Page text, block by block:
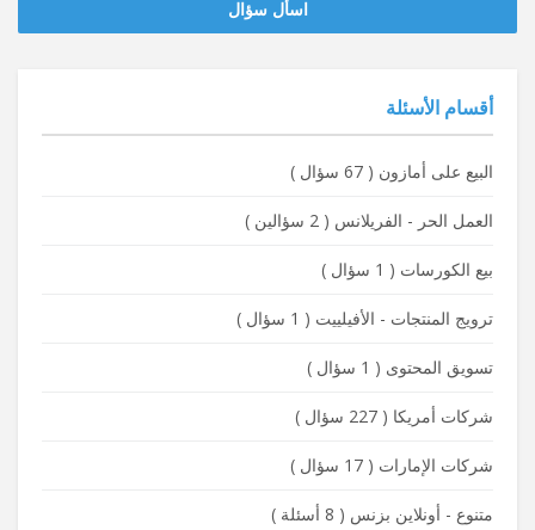
‫‫اسأل سؤال
أقسام الأسئلة
البيع على أمازون ( 67 سؤال )
العمل الحر - الفريلانس ( 2 سؤالين )
بيع الكورسات ( 1 سؤال )
ترويج المنتجات - الأفيلييت ( 1 سؤال )
تسويق المحتوى ( 1 سؤال )
شركات أمريكا ( 227 سؤال )
شركات الإمارات ( 17 سؤال )
متنوع - أونلاين بزنس ( 8 أسئلة )